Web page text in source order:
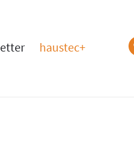
haustec+